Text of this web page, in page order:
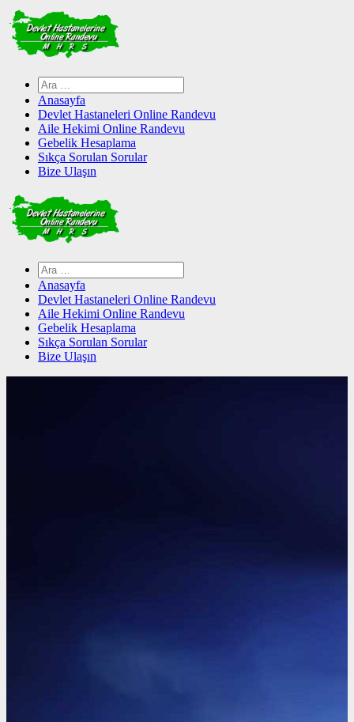
Skip
to
content
Arama:
Anasayfa
Devlet Hastaneleri Online Randevu
Aile Hekimi Online Randevu
Gebelik Hesaplama
Sıkça Sorulan Sorular
Bize Ulaşın
Arama:
Anasayfa
Devlet Hastaneleri Online Randevu
Aile Hekimi Online Randevu
Gebelik Hesaplama
Sıkça Sorulan Sorular
Bize Ulaşın